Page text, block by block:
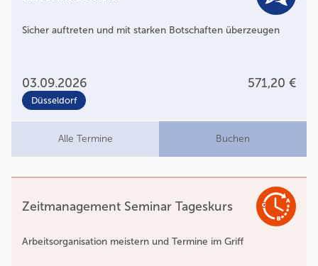
Sicher auftreten und mit starken Botschaften überzeugen
03.09.2026 571,20 €
Düsseldorf
Alle Termine Buchen
Zeitmanagement Seminar Tageskurs
Arbeitsorganisation meistern und Termine im Griff